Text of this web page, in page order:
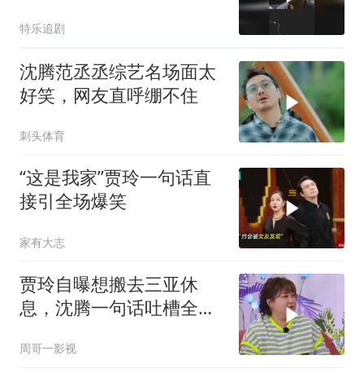
特乐追剧
沈腾范丞丞综艺名场面太
好笑，网友直呼绷不住
刺头体育
“这是我家”贾玲一句话直
接引全场爆笑
家有大志
贾玲自曝想搬去三亚休
息，沈腾一句话吐槽全场
周哥一影视